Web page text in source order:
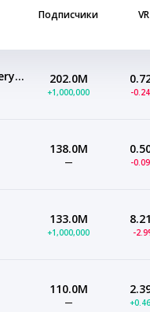
Подписчики VR
Cocomelon — Nursery Rhymes
202.0M
+1,000,000 -
138.0M
— -
133.0M
+1,000,000 -
110.0M
—